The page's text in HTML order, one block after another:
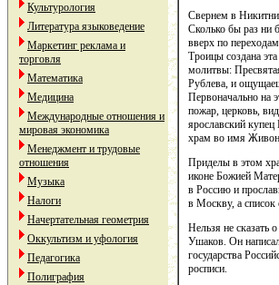
Культурология
Литература языковедение
Маркетинг реклама и
торговля
Математика
Медицина
Международные отношения и
мировая экономика
Менеджмент и трудовые
отношения
Музыка
Налоги
Начертательная геометрия
Оккультизм и уфология
Педагогика
Полиграфия
Свернем в
Сколько бы раз ни
вверх по
Троицы создана
молитвы:
Рублева, и
Первоначально на
пожар, церковь,
ярославский
храм во имя
Приделы в этом
иконе Божией
в Россию и
в Москву, а
Нельзя не сказать
Ушаков. Он
государства
росписи.